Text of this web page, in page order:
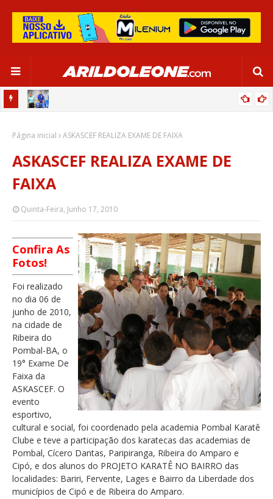
SALVADOR
Página inicial ASKASCEF REALIZA EXAME DE FAIXA
ASKASCEF REALIZA EXAME DE
FAIXA
Quinta-Feira, Junho 17, 2010
Confira As
Fotos!
Foi realizado
no dia 06 de
junho de 2010,
na cidade de
Ribeira do
Pombal-BA, o
19° Exame De
Faixa da
ASKASCEF. O
evento
esportivo,
cultural e social, foi coordenado pela academia Pombal Karatê
Clube e teve a participação dos karatecas das academias de
Pombal, Cícero Dantas, Paripiranga, Ribeira do Amparo e
Cipó, e dos alunos do PROJETO KARATÊ NO BAIRRO das
localidades: Bariri, Fervente, Lages e Bairro da Liberdade dos
municípios de Cipó e de Ribeira do Amparo.